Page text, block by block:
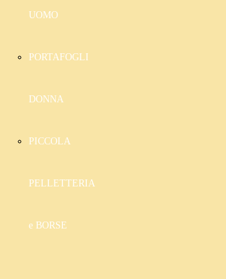
UOMO
PORTAFOGLI
DONNA
PICCOLA
PELLETTERIA
e BORSE